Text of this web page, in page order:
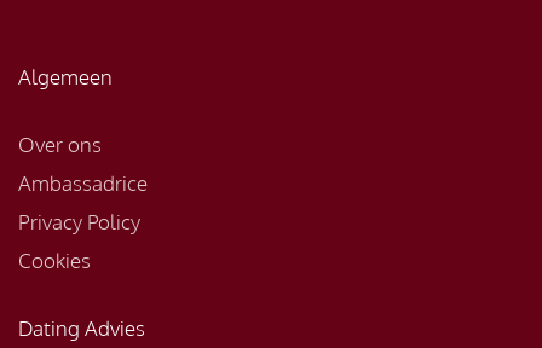
Algemeen
Over ons
Ambassadrice
Privacy Policy
Cookies
Dating Advies